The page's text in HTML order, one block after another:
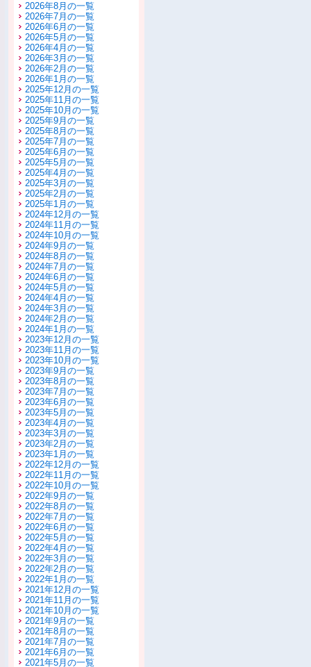
2026年8月の一覧
2026年7月の一覧
2026年6月の一覧
2026年5月の一覧
2026年4月の一覧
2026年3月の一覧
2026年2月の一覧
2026年1月の一覧
2025年12月の一覧
2025年11月の一覧
2025年10月の一覧
2025年9月の一覧
2025年8月の一覧
2025年7月の一覧
2025年6月の一覧
2025年5月の一覧
2025年4月の一覧
2025年3月の一覧
2025年2月の一覧
2025年1月の一覧
2024年12月の一覧
2024年11月の一覧
2024年10月の一覧
2024年9月の一覧
2024年8月の一覧
2024年7月の一覧
2024年6月の一覧
2024年5月の一覧
2024年4月の一覧
2024年3月の一覧
2024年2月の一覧
2024年1月の一覧
2023年12月の一覧
2023年11月の一覧
2023年10月の一覧
2023年9月の一覧
2023年8月の一覧
2023年7月の一覧
2023年6月の一覧
2023年5月の一覧
2023年4月の一覧
2023年3月の一覧
2023年2月の一覧
2023年1月の一覧
2022年12月の一覧
2022年11月の一覧
2022年10月の一覧
2022年9月の一覧
2022年8月の一覧
2022年7月の一覧
2022年6月の一覧
2022年5月の一覧
2022年4月の一覧
2022年3月の一覧
2022年2月の一覧
2022年1月の一覧
2021年12月の一覧
2021年11月の一覧
2021年10月の一覧
2021年9月の一覧
2021年8月の一覧
2021年7月の一覧
2021年6月の一覧
2021年5月の一覧